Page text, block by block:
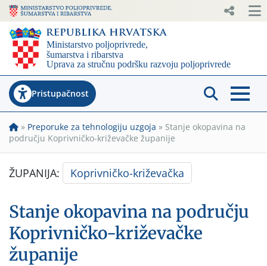
Pristupačnost
» Preporuke za tehnologiju uzgoja » Stanje okopavina na
području Koprivničko-križevačke županije
ŽUPANIJA: Koprivničko-križevačka
Stanje okopavina na području
Koprivničko-križevačke
županije